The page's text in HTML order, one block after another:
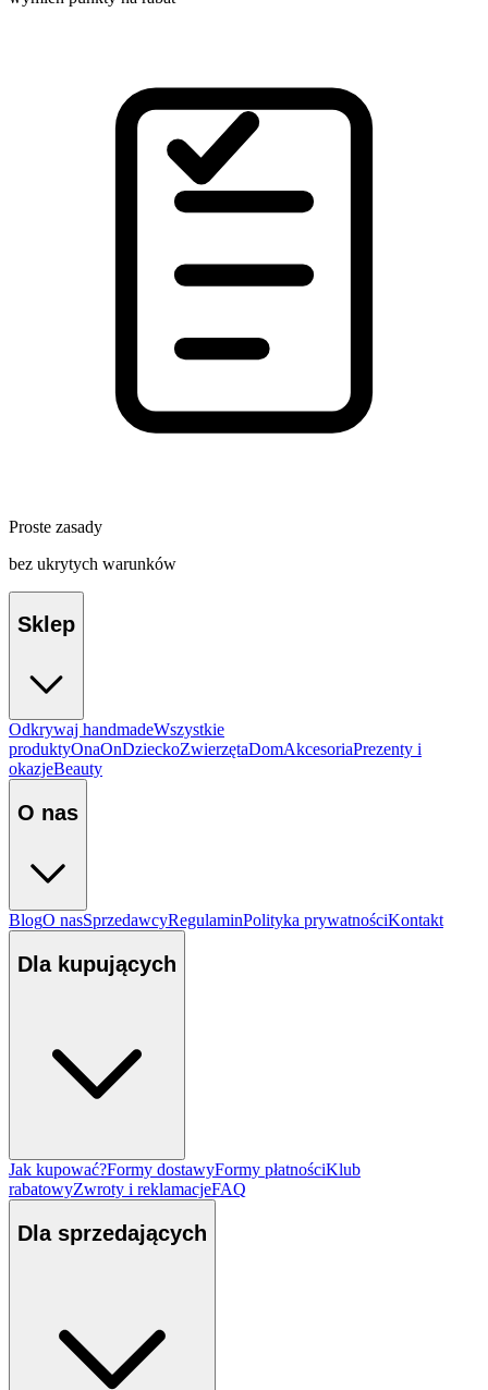
Proste zasady
bez ukrytych warunków
Sklep
Odkrywaj handmadeWszystkie
produktyOnaOnDzieckoZwierzętaDomAkcesoriaPrezenty i
okazjeBeauty
O nas
BlogO nasSprzedawcyRegulaminPolityka prywatnościKontakt
Dla kupujących
Jak kupować?Formy dostawyFormy płatnościKlub
rabatowyZwroty i reklamacjeFAQ
Dla sprzedających